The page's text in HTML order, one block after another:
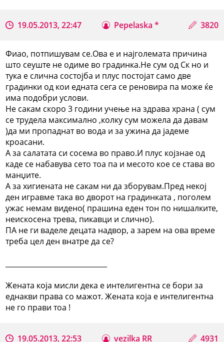
19.05.2013, 22:47 Pepelaska * 3820
Фиао, потпишувам се.Ова е и најголемата причина
што сеуште не одиме во градинка.Не сум од Ск но и
тука е слична состојба и плус постојат само две
градинки од кои едната сега се реновира па може ќе
има подобри услови.
Не сакам скоро 3 години учење на здрава храна ( сум
се трудела максимално ,колку сум можела да давам
)да ми пропаднат во вода и за ужина да јадеме
кроасани.
А за салатата си сосема во право.И плус којзнае од
каде се набавува сето тоа па и месото кое се става во
манџите.
А за хигиената не сакам ни да зборувам.Пред некој
ден игравме така во дворот на градинката , поголем
ужас немам видено( прашина еден тон по нишалките,
неискосена трева, пикавци и слично).
ПА не ги ваделе децата надвор, а зарем на ова време
треба цел ден внатре да се?
Жената која мисли дека е интелигентна се бори за
еднакви права со мажот. Жената која е интелигентна
не го прави тоа !
19.05.2013, 22:53 vezilka RR 4931